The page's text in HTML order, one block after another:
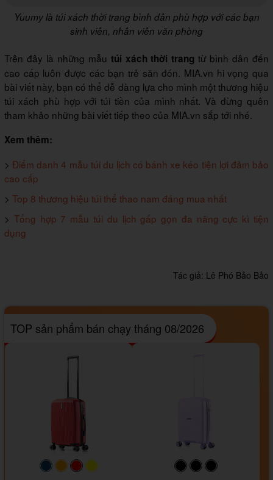
Yuumy là túi xách thời trang bình dân phù hợp với các bạn
sinh viên, nhân viên văn phòng
Trên đây là những mẫu túi xách thời trangtừ bình dân đến
cao cấp luôn được các bạn trẻ săn đón. MIA.vn hi vọng qua
bài viết này, bạn có thể dễ dàng lựa cho mình một thương hiệu
túi xách phù hợp với túi tiền của mình nhất. Và đừng quên
tham khảo những bài viết tiếp theo của MIA.vn sắp tới nhé.
Xem thêm:
>Điểm danh 4 mẫu túi du lịch có bánh xe kéo tiện lợi đảm bảo
cao cấp
> Top 8 thương hiệu túi thể thao nam đáng mua nhất
> Tổng hợp 7 mẫu túi du lịch gấp gọn đa năng cực kì tiện
dụng
Tác giả: Lê Phó Bảo Bảo
TOP sản phẩm bán chạy tháng 08/2026
#093f69#ffa500#FF0000#FFFF00 #000000#000000